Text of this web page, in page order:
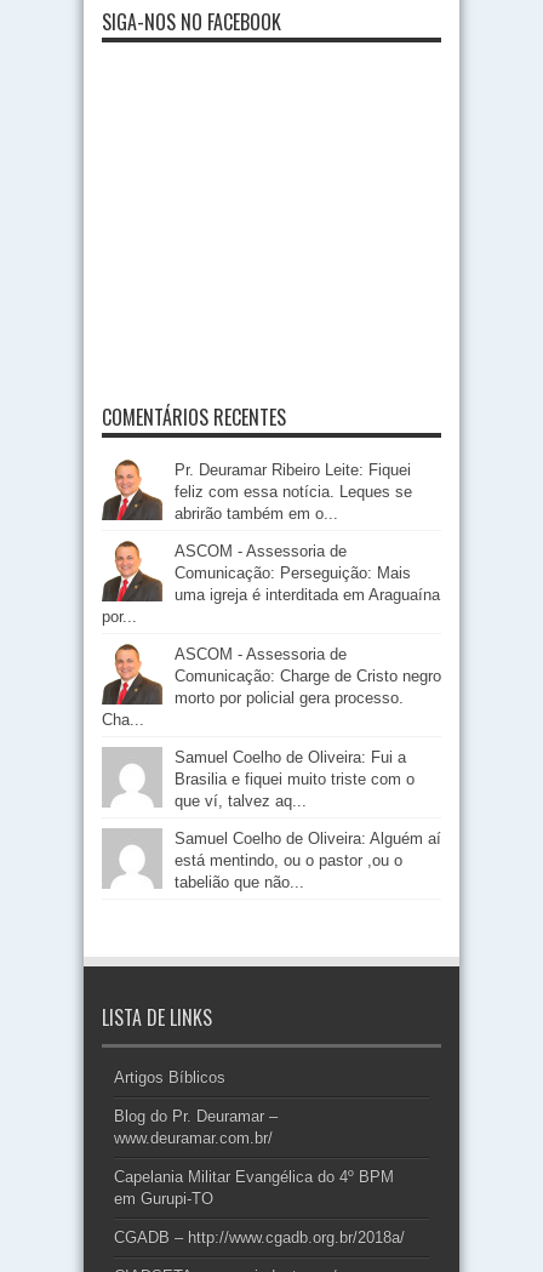
SIGA-NOS NO FACEBOOK
COMENTÁRIOS RECENTES
Pr. Deuramar Ribeiro Leite: Fiquei
feliz com essa notícia. Leques se
abrirão também em o...
ASCOM - Assessoria de
Comunicação: Perseguição: Mais
uma igreja é interditada em Araguaína
por...
ASCOM - Assessoria de
Comunicação: Charge de Cristo negro
morto por policial gera processo.
Cha...
Samuel Coelho de Oliveira: Fui a
Brasilia e fiquei muito triste com o
que ví, talvez aq...
Samuel Coelho de Oliveira: Alguém aí
está mentindo, ou o pastor ,ou o
tabelião que não...
LISTA DE LINKS
Artigos Bíblicos
Blog do Pr. Deuramar –
www.deuramar.com.br/
Capelania Militar Evangélica do 4º BPM
em Gurupi-TO
CGADB – http://www.cgadb.org.br/2018a/